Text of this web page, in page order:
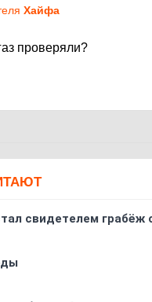
Хайфа
проверяли?
свидетелем грабёж